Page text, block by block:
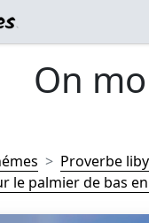
On
Proverbe
le palmier de bas